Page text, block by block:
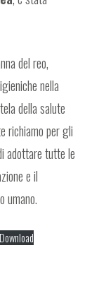
del reo,
nella
della salute
richiamo per gli
adottare tutte le
e il
umano.
Download